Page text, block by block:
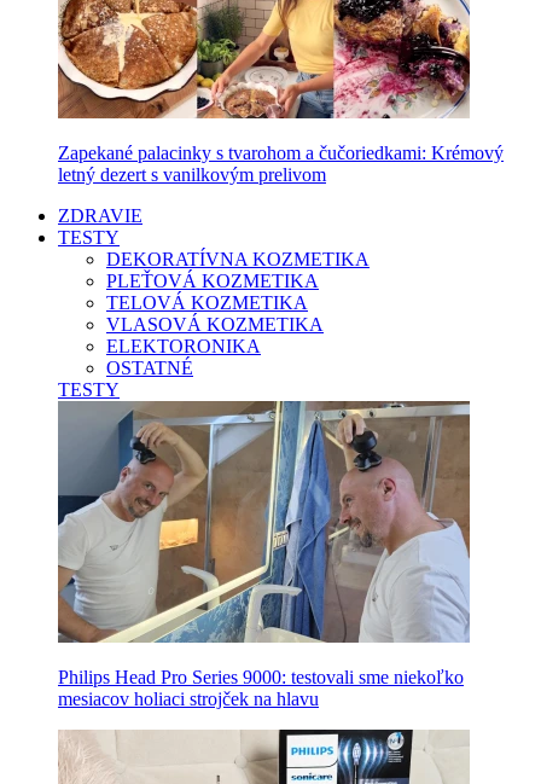
Zapekané palacinky s tvarohom a čučoriedkami: Krémový
letný dezert s vanilkovým prelivom
ZDRAVIE
TESTY
DEKORATÍVNA KOZMETIKA
PLEŤOVÁ KOZMETIKA
TELOVÁ KOZMETIKA
VLASOVÁ KOZMETIKA
ELEKTORONIKA
OSTATNÉ
TESTY
Philips Head Pro Series 9000: testovali sme niekoľko
mesiacov holiaci strojček na hlavu